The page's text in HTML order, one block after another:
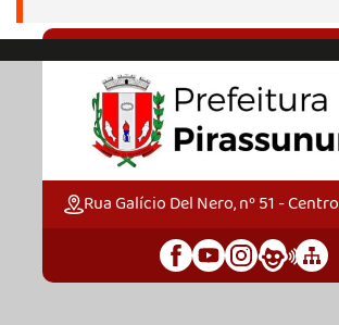
Rua Galício Del Nero, nº 51 - Centro